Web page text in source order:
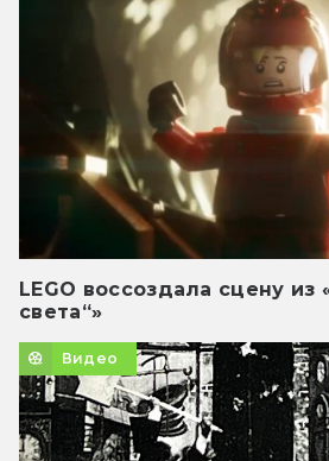
LEGO воссоздала сцену из
света“»
Видео